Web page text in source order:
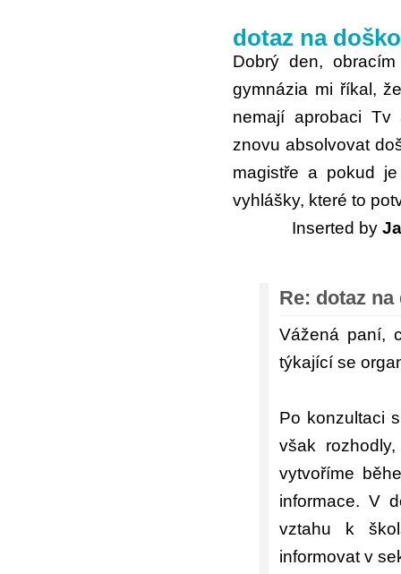
dotaz na
Dobrý den,
gymnázia mi říkal,
nemají aprobaci Tv
znovu absolvovat
magistře a pokud
vyhlášky, které to
Inserted by
Re: dotaz
Vážená paní,
týkající se
Po konzultaci
však
vytvoříme
informace. V
vztahu k
informovat v